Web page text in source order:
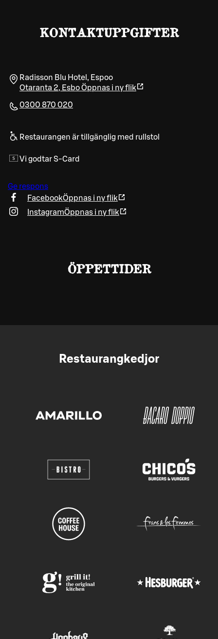
KONTAKTUPPGIFTER
Radisson Blu Hotel, Espoo
Otaranta 2, EsboÖppnas i ny flik
0300 870 020
Restaurangen är tillgänglig med rullstol
Vi godtar S-Card
Ge respons
FacebookÖppnas i ny flik
InstagramÖppnas i ny flik
ÖPPETTIDER
Restaurangkedjor